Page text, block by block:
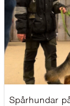
Spårhundar